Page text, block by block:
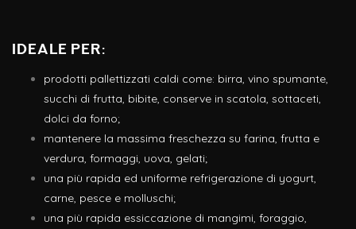
Ideale per:
prodotti pallettizzati caldi come: birra, vino spumante,
succhi di frutta, bibite, conserve in scatola, sottaceti,
dolci da forno;
mantenere la massima freschezza su farina, frutta e
verdura, formaggi, uova, gelati;
una più rapida ed uniforme refrigerazione di yogurt,
carne, pesce e molluschi;
una più rapida essiccazione di mangimi, foraggio,